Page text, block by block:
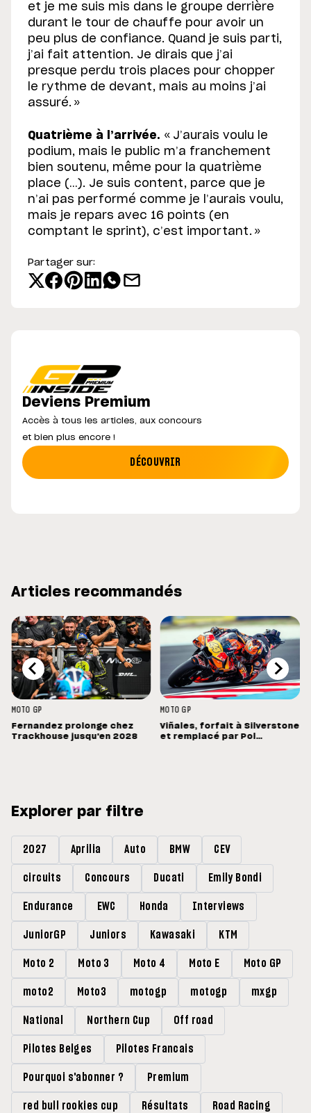
et je me suis mis dans le groupe derrière
durant le tour de chauffe pour avoir un
peu plus de confiance. Quand je suis parti,
j’ai fait attention. Je dirais que j’ai
presque perdu trois places pour chopper
le rythme de devant, mais au moins j’ai
assuré. »
Quatrième à l’arrivée. « J’aurais voulu le
podium, mais le public m’a franchement
bien soutenu, même pour la quatrième
place (…). Je suis content, parce que je
n’ai pas performé comme je l’aurais voulu,
mais je repars avec 16 points (en
comptant le sprint), c’est important. »
Partager sur:
Deviens Premium
Accès à tous les articles, aux concours
et bien plus encore !
DÉCOUVRIR
Articles recommandés
MOTO GP
Fernandez prolonge chez
Trackhouse jusqu'en 2028
MOTO GP
Viñales, forfait à Silverstone
et remplacé par Pol
Explorer par filtre
2027 Aprilia Auto BMW CEV
circuits Concours Ducati Emily Bondi
Endurance EWC Honda Interviews
JuniorGP Juniors Kawasaki KTM
Moto 2 Moto 3 Moto 4 Moto E Moto GP
moto2 Moto3 motogp motogp mxgp
National Northern Cup Off road
Pilotes Belges Pilotes Francais
Pourquoi s'abonner ? Premium
red bull rookies cup Résultats Road Racing